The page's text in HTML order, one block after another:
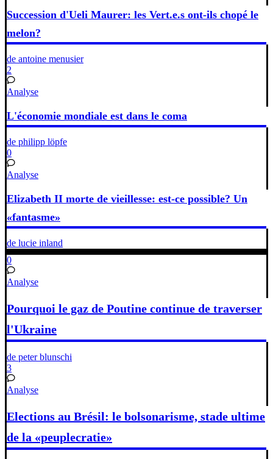
Succession d'Ueli Maurer: les Vert.e.s ont-ils chopé le
melon?
de antoine menusier
2
Analyse
L'économie mondiale est dans le coma
de philipp löpfe
0
Analyse
Elizabeth II morte de vieillesse: est-ce possible? Un
«fantasme»
de lucie inland
0
Analyse
Pourquoi le gaz de Poutine continue de traverser
l'Ukraine
de peter blunschi
3
Analyse
Elections au Brésil: le bolsonarisme, stade ultime
de la «peuplecratie»